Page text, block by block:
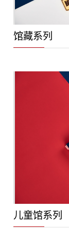
馆藏系列
儿童馆系列